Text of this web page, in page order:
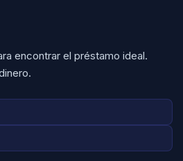
encontrar el préstamo ideal.